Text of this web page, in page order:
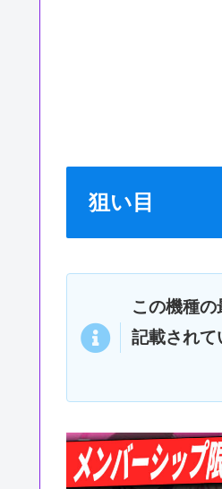
狙い目
この機種の
記載されて